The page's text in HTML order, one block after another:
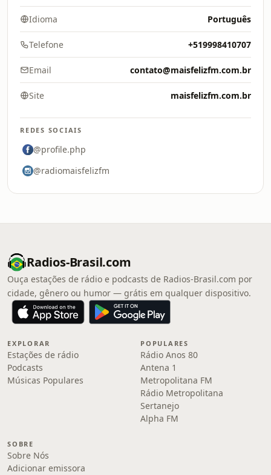
Idioma Português
Telefone +519998410707
Email contato@maisfelizfm.com.br
Site maisfelizfm.com.br
REDES SOCIAIS
@profile.php
@radiomaisfelizfm
Radios-Brasil.com
Ouça estações de rádio e podcasts de Radios-Brasil.com por
cidade, gênero ou humor — grátis em qualquer dispositivo.
EXPLORAR
Estações de rádio
Podcasts
Músicas Populares
POPULARES
Rádio Anos 80
Antena 1
Metropolitana FM
Rádio Metropolitana
Sertanejo
Alpha FM
SOBRE
Sobre Nós
Adicionar emissora